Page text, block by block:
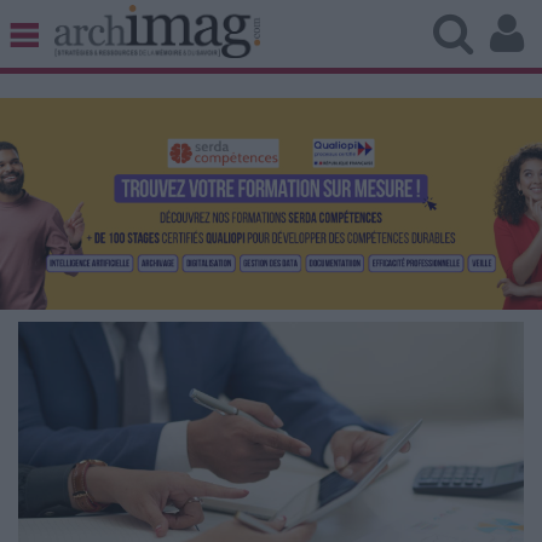
BIBLIOTHÈQUE ÉDITION
UNIVERS DATA
TRAVAIL COLLABORATIF
VIE NUMÉRIQUE
NUMÉRIQUE RESPONSABLE
LE MAGAZINE